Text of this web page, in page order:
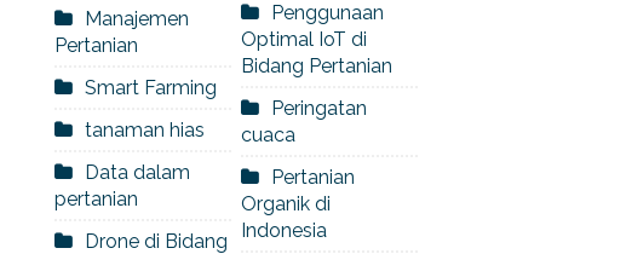
Manajemen
Pertanian
Smart Farming
tanaman hias
Data dalam
pertanian
Drone di Bidang
Penggunaan
Optimal IoT di
Bidang Pertanian
Peringatan
cuaca
Pertanian
Organik di
Indonesia